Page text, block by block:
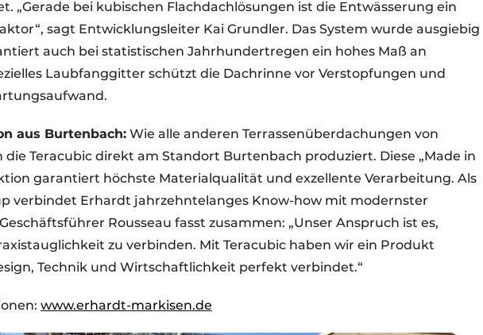
„Gerade bei kubischen Flachdachlösungen ist die Entwässerung ein
sagt Entwicklungsleiter Kai Grundler. Das System wurde ausgiebig
auch bei statistischen Jahrhundertregen ein hohes Maß an
Laubfanggitter schützt die Dachrinne vor Verstopfungen und
aus Burtenbach: Wie alle anderen Terrassenüberdachungen von
Teracubic direkt am Standort Burtenbach produziert. Diese „Made in
garantiert höchste Materialqualität und exzellente Verarbeitung. Als
verbindet Erhardt jahrzehntelanges Know-how mit modernster
Rousseau fasst zusammen: „Unser Anspruch ist es,
zu verbinden. Mit Teracubic haben wir ein Produkt
Technik und Wirtschaftlichkeit perfekt verbindet.“
www.erhardt-markisen.de